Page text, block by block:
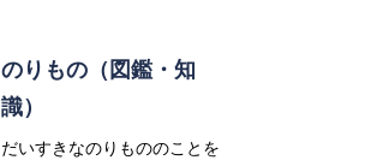
のりもの（図鑑・知
識）
だいすきなのりもののことを